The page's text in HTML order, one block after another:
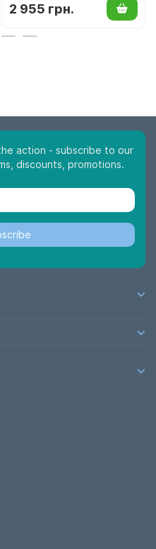
2 955 грн.
action - subscribe to our
discounts, promotions.